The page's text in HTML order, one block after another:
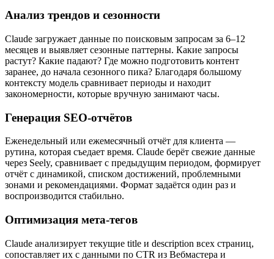
Анализ трендов и сезонности
Claude загружает данные по поисковым запросам за 6–12
месяцев и выявляет сезонные паттерны. Какие запросы
растут? Какие падают? Где можно подготовить контент
заранее, до начала сезонного пика? Благодаря большому
контексту модель сравнивает периоды и находит
закономерности, которые вручную занимают часы.
Генерация SEO-отчётов
Еженедельный или ежемесячный отчёт для клиента —
рутина, которая съедает время. Claude берёт свежие данные
через Seely, сравнивает с предыдущим периодом, формирует
отчёт с динамикой, списком достижений, проблемными
зонами и рекомендациями. Формат задаётся один раз и
воспроизводится стабильно.
Оптимизация мета-тегов
Claude анализирует текущие title и description всех страниц,
сопоставляет их с данными по CTR из Вебмастера и